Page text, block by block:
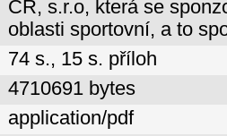
ČR, s.r.o, která se
oblasti sportovní, a to
74 s., 15 s. příloh
4710691 bytes
application/pdf